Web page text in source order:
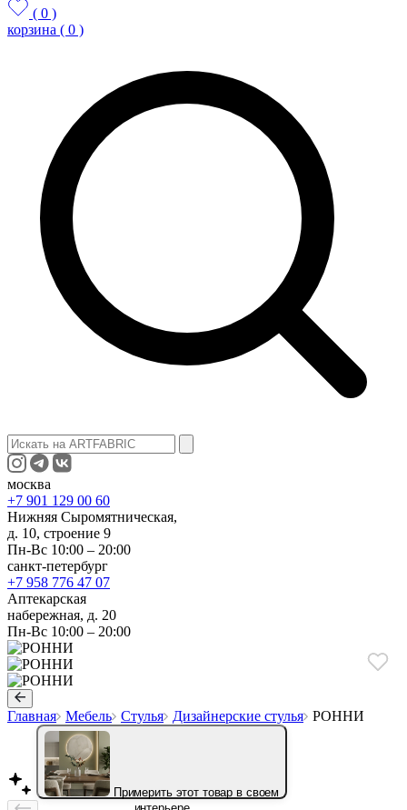
( 0 )
корзина ( 0 )
москва
+7 901 129 00 60
Нижняя Сыромятническая,
д. 10, строение 9
Пн-Вс 10:00 – 20:00
санкт-петербург
+7 958 776 47 07
Аптекарская
набережная, д. 20
Пн-Вс 10:00 – 20:00
Главная Мебель Стулья Дизайнерские стулья РОННИ
Примерить этот товар в своем